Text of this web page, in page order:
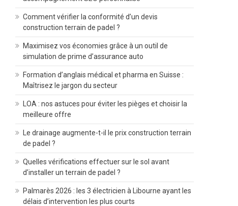
Comment vérifier la conformité d’un devis
construction terrain de padel ?
Maximisez vos économies grâce à un outil de
simulation de prime d’assurance auto
Formation d’anglais médical et pharma en Suisse :
Maîtrisez le jargon du secteur
LOA : nos astuces pour éviter les pièges et choisir la
meilleure offre
Le drainage augmente-t-il le prix construction terrain
de padel ?
Quelles vérifications effectuer sur le sol avant
d’installer un terrain de padel ?
Palmarès 2026 : les 3 électricien à Libourne ayant les
délais d’intervention les plus courts